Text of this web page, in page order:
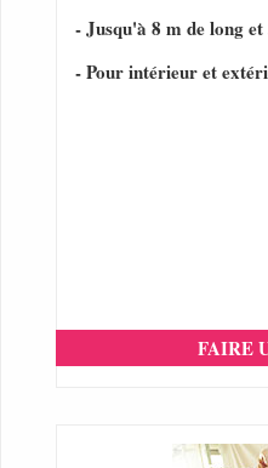
- Jusqu'à 8 m de long
- Pour intérieur et
FAIRE